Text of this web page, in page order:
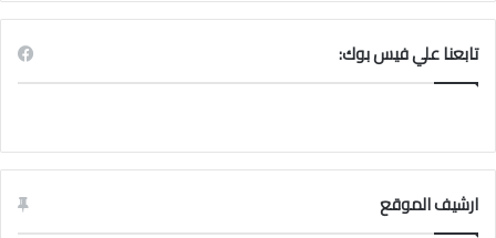
تابعنا علي فيس بوك:
ارشيف الموقع